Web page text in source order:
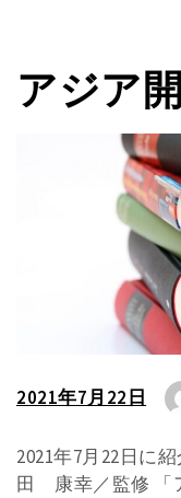
アジア
2021年7月22日
2021年7月22日に
田 康幸／監修 「